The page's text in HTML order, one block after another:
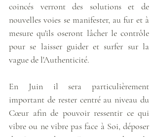
coincés verront des solutions et de
nouvelles voies se manifester, au fur et à
mesure qu'ils oseront lâcher le contrôle
pour se laisser guider et surfer sur la
vague de l'Authenticité.
En Juin il sera particulièrement
important de rester centré au niveau du
Cœur afin de pouvoir ressentir ce qui
vibre ou ne vibre pas face à Soi, déposer